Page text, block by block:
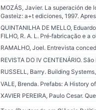
MOZÁS, Javier. La superación de
Gasteiz: a+t ediciones, 1997.
QUINTANILHA DE MELLO,
FILHO, R. A. L. Pré‐fabricação e a
RAMALHO, Joel. Entrevista
REVISTA DO IV CENTENÁRIO.
RUSSELL, Barry. Building
VALE, Brenda. Prefabs: A History
XAVIER PEREIRA, Paulo Cesar.